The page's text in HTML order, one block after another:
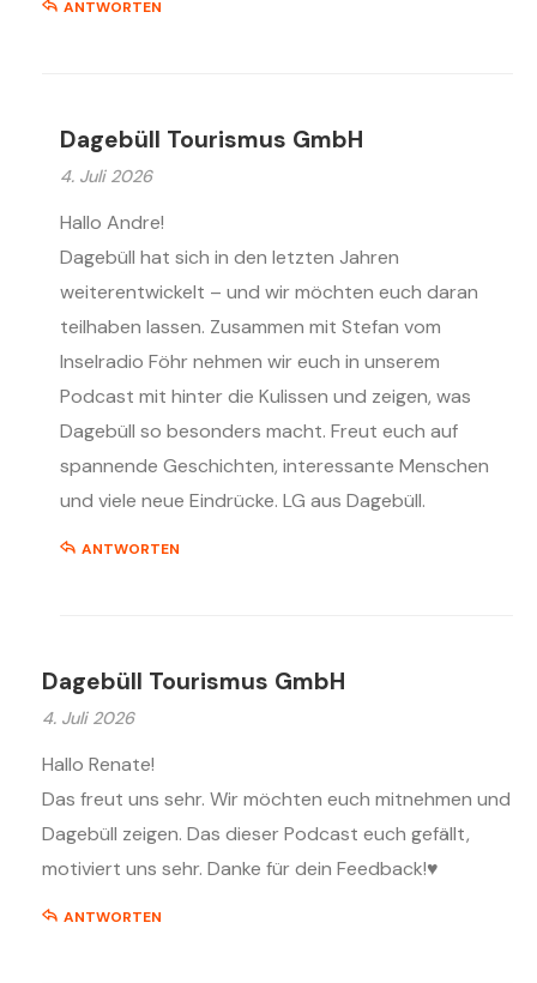
ANTWORTEN
Dagebüll Tourismus GmbH
4. Juli 2026
Hallo Andre!
Dagebüll hat sich in den letzten Jahren
weiterentwickelt – und wir möchten euch daran
teilhaben lassen. Zusammen mit Stefan vom
Inselradio Föhr nehmen wir euch in unserem
Podcast mit hinter die Kulissen und zeigen, was
Dagebüll so besonders macht. Freut euch auf
spannende Geschichten, interessante Menschen
und viele neue Eindrücke. LG aus Dagebüll.
ANTWORTEN
Dagebüll Tourismus GmbH
4. Juli 2026
Hallo Renate!
Das freut uns sehr. Wir möchten euch mitnehmen und
Dagebüll zeigen. Das dieser Podcast euch gefällt,
motiviert uns sehr. Danke für dein Feedback!♥️
ANTWORTEN